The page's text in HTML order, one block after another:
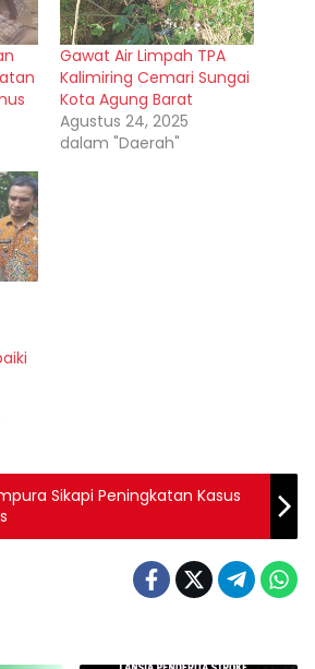
Gawat Air Limpah TPA
Kalimiring Cemari Sungai
Kota Agung Barat
Agustus 24, 2025
dalam "Daerah"
Sikapi Peningkatan Kasus